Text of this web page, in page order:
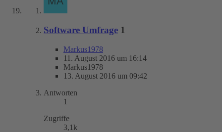
Software Umfrage 1
Markus1978
11. August 2016 um 16:14
Markus1978
13. August 2016 um 09:42
Antworten
1
Zugriffe
3,1k